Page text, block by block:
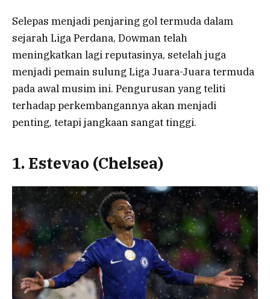
Selepas menjadi penjaring gol termuda dalam
sejarah Liga Perdana, Dowman telah
meningkatkan lagi reputasinya, setelah juga
menjadi pemain sulung Liga Juara-Juara termuda
pada awal musim ini. Pengurusan yang teliti
terhadap perkembangannya akan menjadi
penting, tetapi jangkaan sangat tinggi.
1. Estevao (Chelsea)